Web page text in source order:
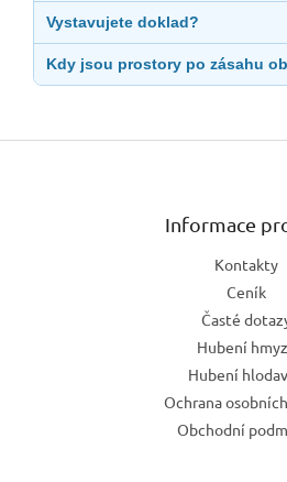
Vystavujete doklad?
Kdy jsou prostory po zásahu
Z
Informace
Kontakty
Ceník
Časté
Hubení
Hubení
Ochrana
Obchodní